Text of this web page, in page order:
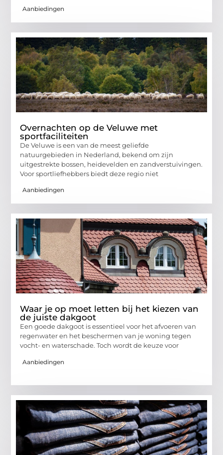
Aanbiedingen
Overnachten op de Veluwe met
sportfaciliteiten
De Veluwe is een van de meest geliefde
natuurgebieden in Nederland, bekend om zijn
uitgestrekte bossen, heidevelden en zandverstuivingen.
Voor sportliefhebbers biedt deze regio niet
Aanbiedingen
Waar je op moet letten bij het kiezen van
de juiste dakgoot
Een goede dakgoot is essentieel voor het afvoeren van
regenwater en het beschermen van je woning tegen
vocht- en waterschade. Toch wordt de keuze voor
Aanbiedingen